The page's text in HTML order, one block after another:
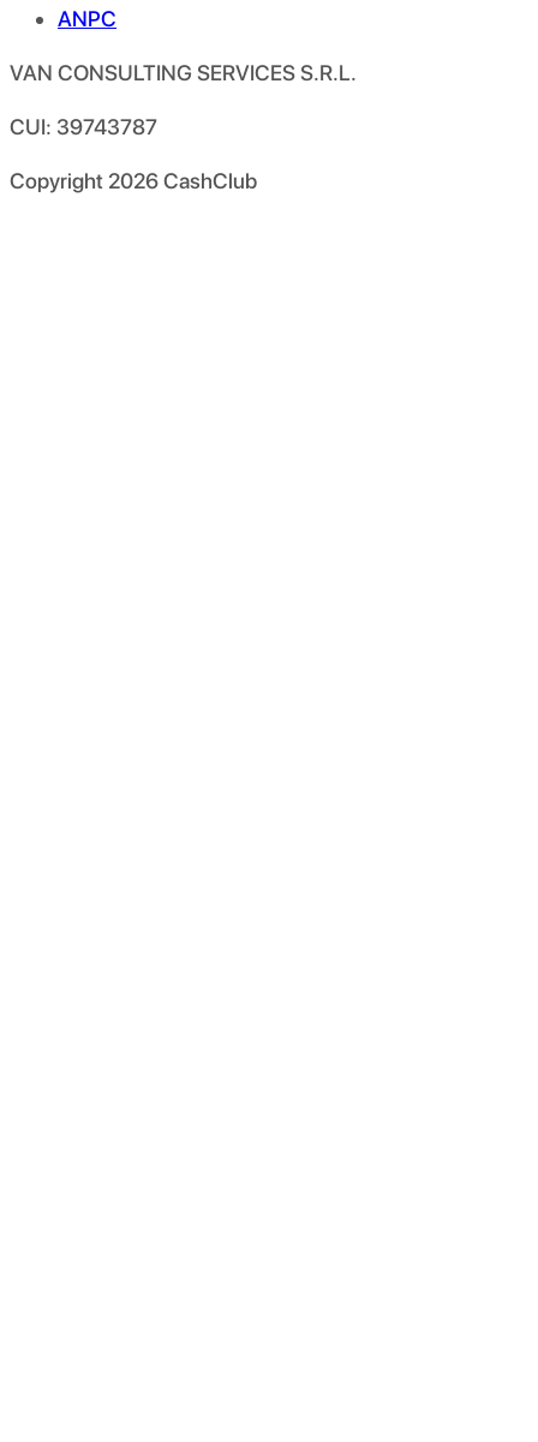
ANPC
VAN CONSULTING SERVICES S.R.L.
CUI: 39743787
Copyright 2026CashClub